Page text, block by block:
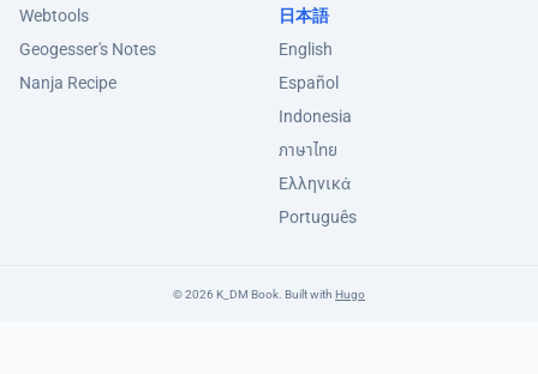
Webtools
Geogesser's Notes
Nanja Recipe
日本語
English
Español
Indonesia
ภาษาไทย
Ελληνικά
Português
© 2026 K_DM Book. Built with Hugo